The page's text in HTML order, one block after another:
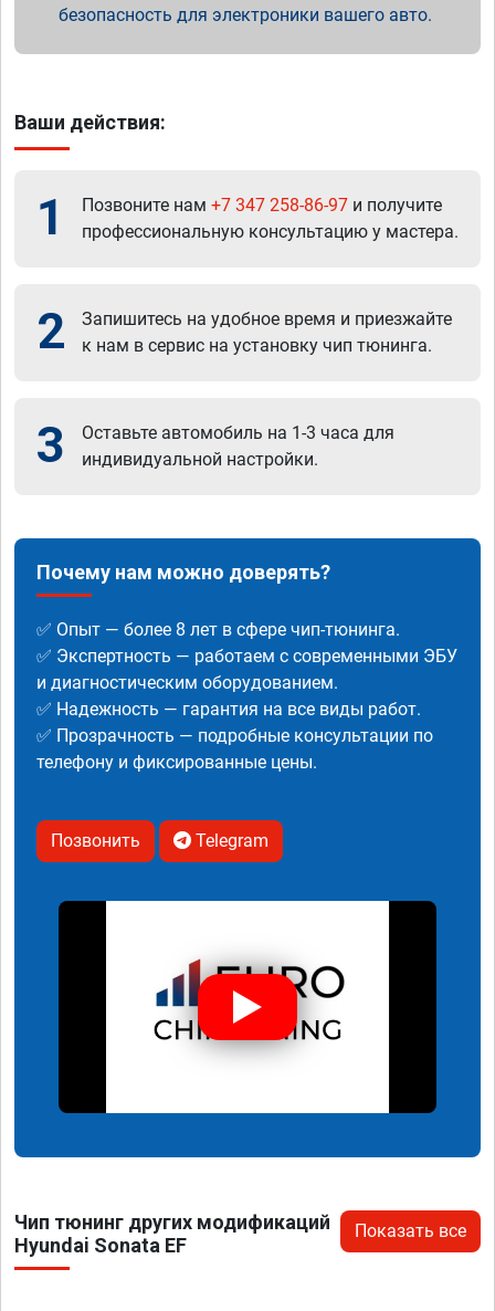
безопасность для электроники вашего авто.
Ваши действия:
1 Позвоните нам +7 347 258-86-97 и получите
профессиональную консультацию у мастера.
2
Запишитесь на удобное время и приезжайте
к нам в сервис на установку чип тюнинга.
3
Оставьте автомобиль на 1-3 часа для
индивидуальной настройки.
Почему нам можно доверять?
✅ Опыт — более 8 лет в сфере чип-тюнинга.
✅ Экспертность — работаем с современными ЭБУ
и диагностическим оборудованием.
✅ Надежность — гарантия на все виды работ.
✅ Прозрачность — подробные консультации по
телефону и фиксированные цены.
Позвонить Telegram
Чип тюнинг других модификаций
Hyundai Sonata EF
Показать все